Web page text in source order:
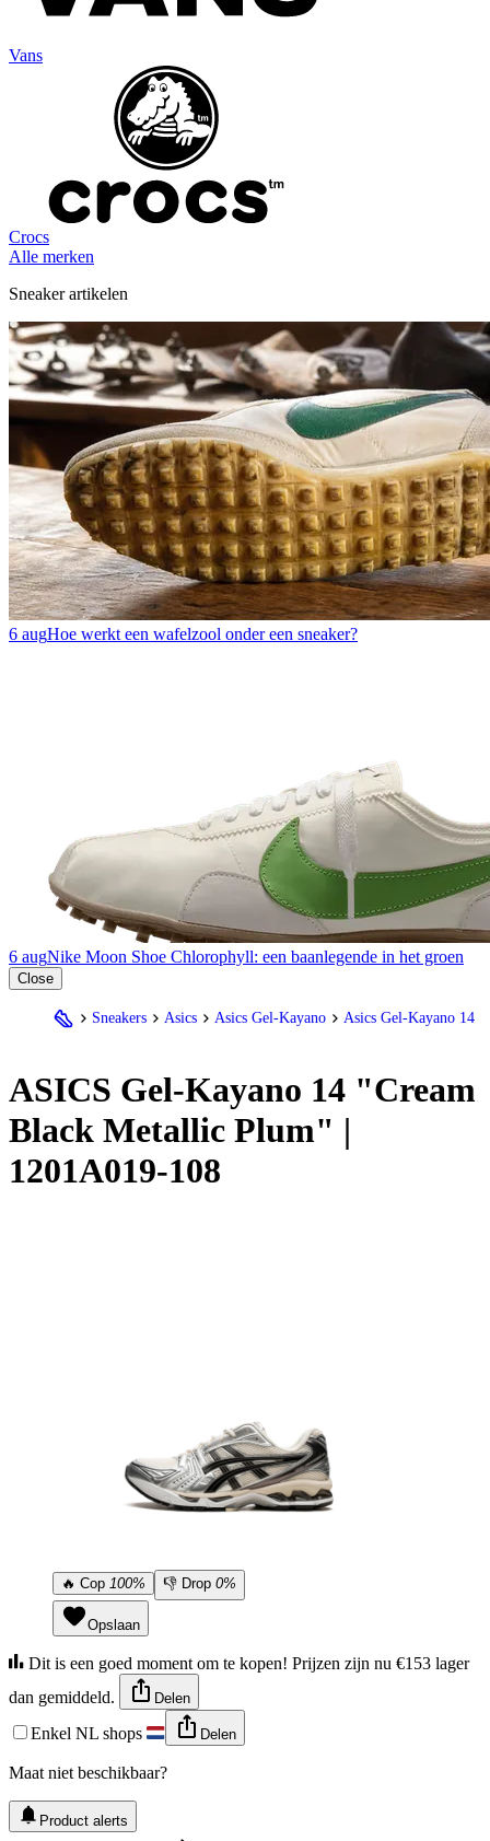
Vans
Crocs
Alle merken
Sneaker artikelen
6 augHoe werkt een wafelzool onder een sneaker?
6 augNike Moon Shoe Chlorophyll: een baanlegende in het groen
Close
Sneakers Asics Asics Gel-Kayano Asics Gel-Kayano 14
ASICS Gel-Kayano 14 "Cream
Black Metallic Plum" |
1201A019-108
🔥 Cop 100% 👎 Drop 0%
Opslaan
Dit is een goed moment om te kopen! Prijzen zijn nu €153 lager
dan gemiddeld.
Delen
Enkel NL shops Delen
Maat niet beschikbaar?
Product alerts